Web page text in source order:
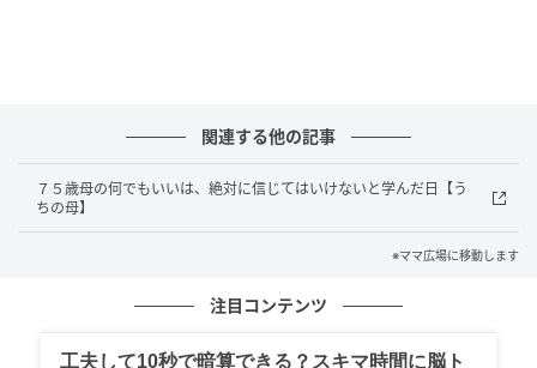
関連する他の記事
７５歳母の何でもいいは、絶対に信じてはいけないと学んだ日【う
ちの母】
※ママ広場に移動します
注目コンテンツ
工夫して10秒で暗算できる？スキマ時間に脳ト